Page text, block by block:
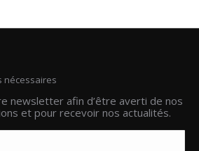
nécessaires
newsletter afin d’être averti de nos
et pour recevoir nos actualités.